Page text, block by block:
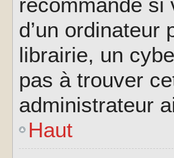
d’un ordinateur
librairie, un
pas à trouver
administrateur
Haut